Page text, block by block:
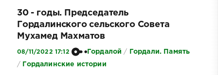
30 - годы. Председатель
Гордалинского сельского Совета
Мухамед Махматов
08/11/2022 17:12 Гордалой / Гордали. Память
/ Гордалинские истории